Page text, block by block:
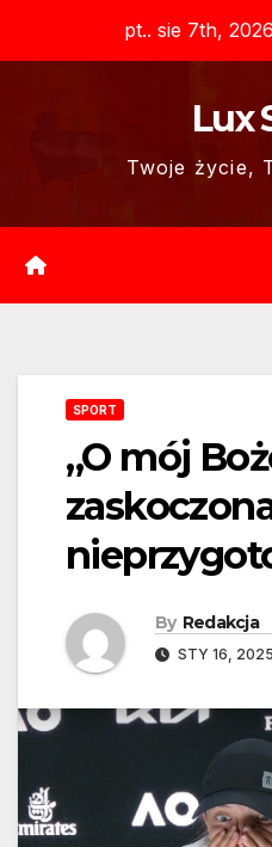
pt.. sie 7th, 2026
Lux
Twoje życie,
SPORT
„O mój
By Redakcja
STY 16, 2025